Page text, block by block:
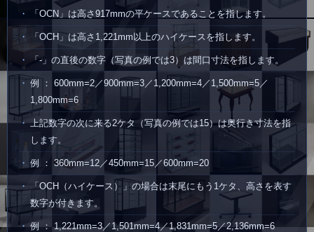
「OCN」は高さ917mmの平ケースであることを指します。
「OCH」は高さ1,221mm以上のハイケースを指します。
「-」の直後の数字（写真の例では3）は間口寸法を指します。
例 ： 600mm=2／900mm=3／1,200mm=4／1,500mm=5／
1,800mm=6
上記数字の次に来る2ケタ（写真の例では15）は奥行き寸法を指
します。
例 ： 360mm=12／450mm=15／600mm=20
「OCH（ハイケース）」の場合は末尾にもう1ケタ、高さを表す
数字が付きます。
例 ： 1,221mm=3／1,501mm=4／1,831mm=5／2,136mm=6